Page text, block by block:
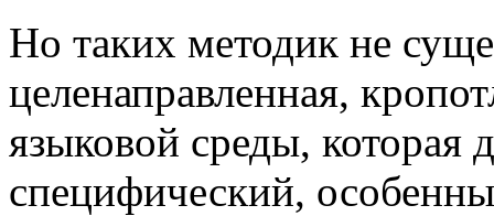
Но таких методик не
целенаправленная,
языковой среды, которая
специфический,